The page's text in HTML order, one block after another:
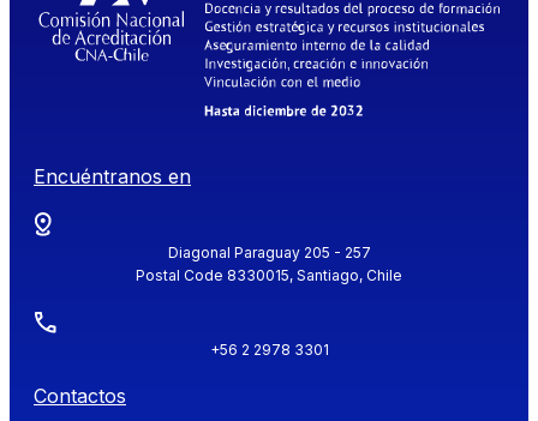
Encuéntranos en
Diagonal Paraguay 205 - 257
Postal Code 8330015, Santiago, Chile
+56 2 2978 3301
Contactos